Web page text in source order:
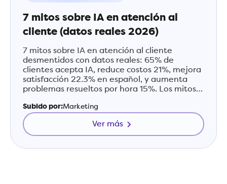
7 mitos sobre IA en atención al
cliente (datos reales 2026)
7 mitos sobre IA en atención al cliente
desmentidos con datos reales: 65% de
clientes acepta IA, reduce costos 21%, mejora
satisfacción 22.3% en español, y aumenta
problemas resueltos por hora 15%. Los mitos
2026.
Subido por:Marketing
Ver más